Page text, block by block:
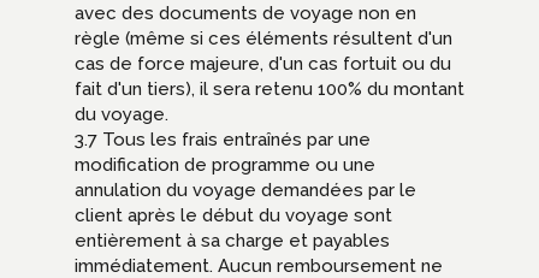
avec des documents de voyage non en
règle (même si ces éléments résultent d'un
cas de force majeure, d'un cas fortuit ou du
fait d'un tiers), il sera retenu 100% du montant
du voyage.
3.7 Tous les frais entraînés par une
modification de programme ou une
annulation du voyage demandées par le
client après le début du voyage sont
entièrement à sa charge et payables
immédiatement. Aucun remboursement ne